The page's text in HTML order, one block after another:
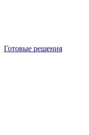
Готовые решения